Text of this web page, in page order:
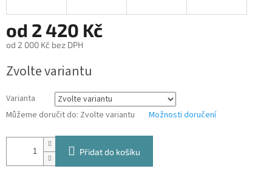
od 2 420 Kč
od 2 000 Kč bez DPH
cena:
Zvolte variantu
Varianta
Můžeme doručit do: Zvolte variantu Možnosti doručení
Přidat do košíku